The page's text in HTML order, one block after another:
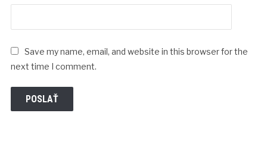
Save my name, email, and website in this browser for the
next time I comment.